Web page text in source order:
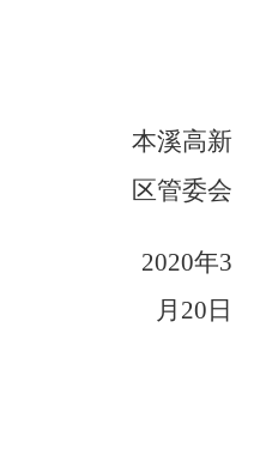
本溪高新
区管委会
2020年3
月 20 日